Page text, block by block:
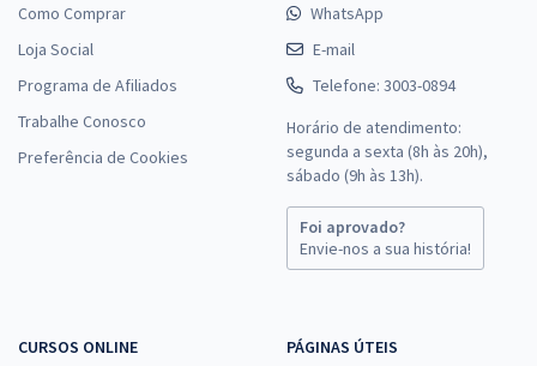
Como Comprar
Loja Social
Programa de Afiliados
Trabalhe Conosco
Preferência de Cookies
WhatsApp
E-mail
Telefone: 3003-0894
Horário de atendimento:
segunda a sexta (8h às 20h),
sábado (9h às 13h).
Foi aprovado?
Envie-nos a sua história!
CURSOS ONLINE PÁGINAS ÚTEIS